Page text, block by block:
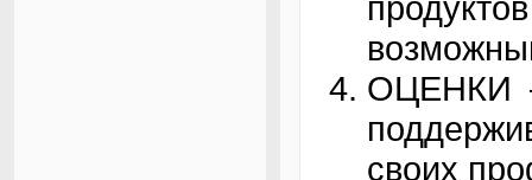
ОЦЕНКИ
своих